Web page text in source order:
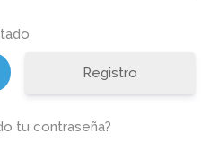
Registro
tu contraseña?